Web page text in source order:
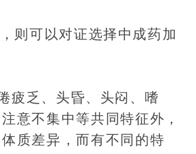
则可以对证选择中成药加
疲乏、头昏、头闷、嗜
意不集中等共同特征外，
质差异，而有不同的特